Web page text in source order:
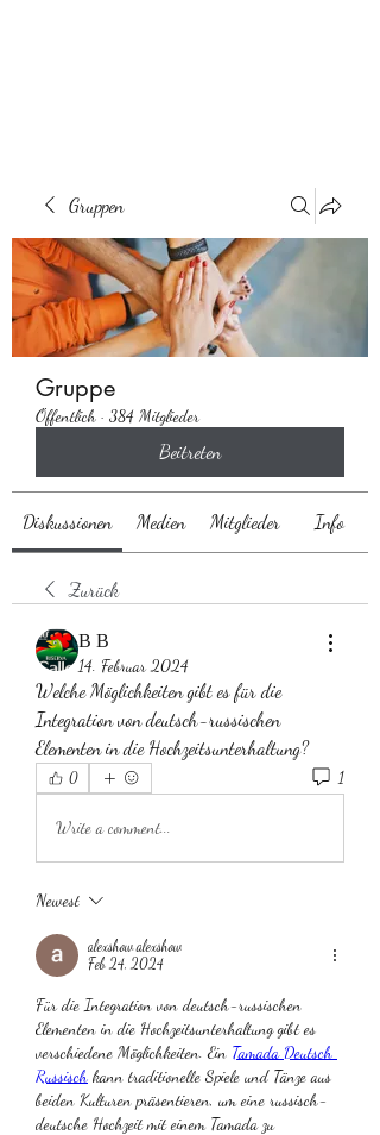
Gruppen
Gruppe
Öffentlich · 384 Mitglieder
Beitreten
Diskussionen Medien Mitglieder Info
Zurück
В В
14. Februar 2024
Welche Möglichkeiten gibt es für die
Integration von deutsch-russischen
Elementen in die Hochzeitsunterhaltung?
0 1
Write a comment...
Newest
alexshow alexshow
Feb 24, 2024
Für die Integration von deutsch-russischen
Elementen in die Hochzeitsunterhaltung gibt es
verschiedene Möglichkeiten. Ein Tamada Deutsch
Russisch kann traditionelle Spiele und Tänze aus
beiden Kulturen präsentieren, um eine russisch-
deutsche Hochzeit mit einem Tamada zu